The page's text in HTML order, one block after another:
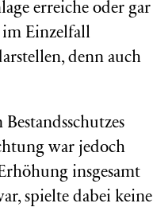
erreiche oder gar
im Einzelfall
denn auch
war jedoch
insgesamt
spielte dabei keine